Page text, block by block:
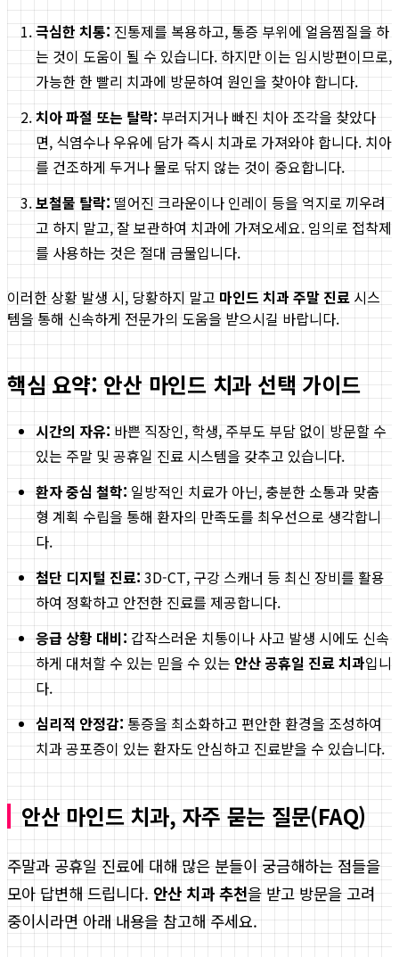
극심한 치통: 진통제를 복용하고, 통증 부위에 얼음찜질을 하
는 것이 도움이 될 수 있습니다. 하지만 이는 임시방편이므로,
가능한 한 빨리 치과에 방문하여 원인을 찾아야 합니다.
치아 파절 또는 탈락: 부러지거나 빠진 치아 조각을 찾았다
면, 식염수나 우유에 담가 즉시 치과로 가져와야 합니다. 치아
를 건조하게 두거나 물로 닦지 않는 것이 중요합니다.
보철물 탈락: 떨어진 크라운이나 인레이 등을 억지로 끼우려
고 하지 말고, 잘 보관하여 치과에 가져오세요. 임의로 접착제
를 사용하는 것은 절대 금물입니다.
이러한 상황 발생 시, 당황하지 말고 마인드 치과 주말 진료 시스
템을 통해 신속하게 전문가의 도움을 받으시길 바랍니다.
핵심 요약: 안산 마인드 치과 선택 가이드
시간의 자유: 바쁜 직장인, 학생, 주부도 부담 없이 방문할 수
있는 주말 및 공휴일 진료 시스템을 갖추고 있습니다.
환자 중심 철학: 일방적인 치료가 아닌, 충분한 소통과 맞춤
형 계획 수립을 통해 환자의 만족도를 최우선으로 생각합니
다.
첨단 디지털 진료: 3D-CT, 구강 스캐너 등 최신 장비를 활용
하여 정확하고 안전한 진료를 제공합니다.
응급 상황 대비: 갑작스러운 치통이나 사고 발생 시에도 신속
하게 대처할 수 있는 믿을 수 있는 안산 공휴일 진료 치과입니
다.
심리적 안정감: 통증을 최소화하고 편안한 환경을 조성하여
치과 공포증이 있는 환자도 안심하고 진료받을 수 있습니다.
안산 마인드 치과, 자주 묻는 질문(FAQ)
주말과 공휴일 진료에 대해 많은 분들이 궁금해하는 점들을
모아 답변해 드립니다. 안산 치과 추천을 받고 방문을 고려
중이시라면 아래 내용을 참고해 주세요.